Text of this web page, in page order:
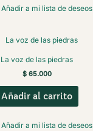
Añadir a mi lista de deseos
La voz de las piedras
$65.000
Añadir al carrito
Añadir a mi lista de deseos